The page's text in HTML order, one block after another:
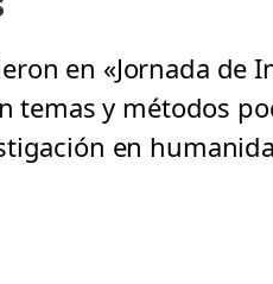
en «Jornada de
temas y métodos
en